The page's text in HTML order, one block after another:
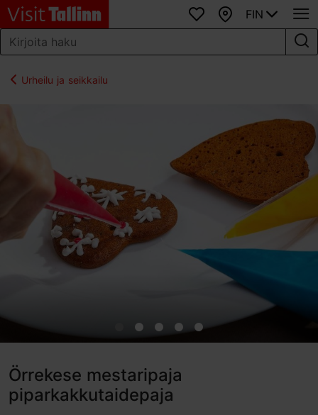
SuosikitKartta
FIN
Urheilu ja seikkailu
Örrekese mestaripaja
piparkakkutaidepaja